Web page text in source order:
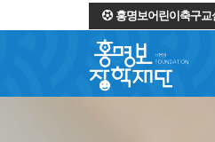
홍명보어린이축구교